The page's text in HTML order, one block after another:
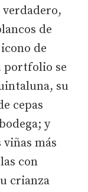
de
de
portfolio se
su
cepas
y
más
con
crianza